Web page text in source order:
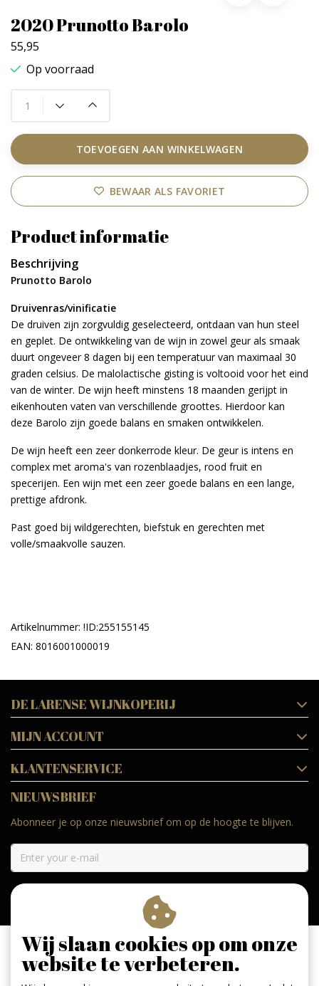
2020 Prunotto Barolo
55,95
Op voorraad
TOEVOEGEN AAN WINKELWAGEN
BEWAAR ALS FAVORIET
Product informatie
Beschrijving
Prunotto Barolo
Druivenras/vinificatie
De druiven zijn zorgvuldig geselecteerd, ontdaan van hun steel
en geplet. De ontwikkeling van de wijn in zowel geur als smaak
duurt ongeveer 8 dagen bij een temperatuur van maximaal 30
graden celsius. De malolactische gisting is voltooid voor het eind
van de winter. De wijn heeft minstens 18 maanden gerijpt in
eikenhouten vaten van verschillende groottes. Hierdoor kan
deze Barolo zijn goede balans en smaken ontwikkelen.
De wijn heeft een zeer donkerrode kleur. De geur is intens en
complex met aroma's van rozenblaadjes, rood fruit en
specerijen. Een wijn met een zeer goede balans en een lange,
prettige afdronk.
Past goed bij wildgerechten, biefstuk en gerechten met
volle/smaakvolle sauzen.
Artikelnummer: !ID:255155145
EAN: 8016001000019
DE LARENSE WIJNKOPERIJ
MIJN ACCOUNT
KLANTENSERVICE
NIEUWSBRIEF
Abonneer je op onze nieuwsbrief om op de hoogte te blijven.
Wij slaan cookies op om onze
website te verbeteren.